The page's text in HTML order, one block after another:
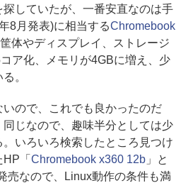
していたが、一番安直なのは手
8月発表)に相当するChromebook
体やディスプレイ、ストレージ
ア化、メモリが4GBに増え、少
。
ので、これでも良かったのだ
じなので、趣味半分としては少
。いろいろ検索したところ見つけ
「 Chromebook x360 12b」と
売なので、Linux動作の条件も満